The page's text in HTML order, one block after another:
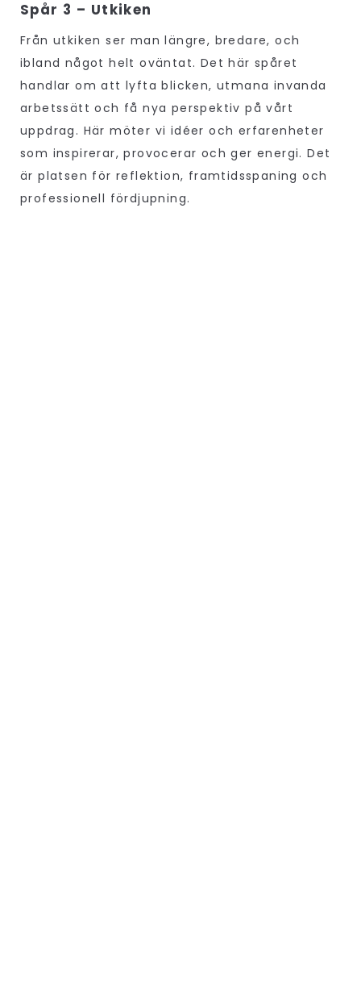
Spår 3 – Utkiken
Från utkiken ser man längre, bredare, och
ibland något helt oväntat. Det här spåret
handlar om att lyfta blicken, utmana invanda
arbetssätt och få nya perspektiv på vårt
uppdrag. Här möter vi idéer och erfarenheter
som inspirerar, provocerar och ger energi. Det
är platsen för reflektion, framtidsspaning och
professionell fördjupning.